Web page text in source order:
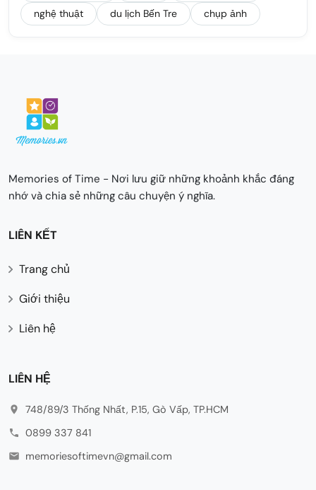
nghệ thuật
du lịch Bến Tre chụp ảnh
Memories of Time - Nơi lưu giữ những khoảnh khắc đáng
nhớ và chia sẻ những câu chuyện ý nghĩa.
LIÊN KẾT
Trang chủ
Giới thiệu
Liên hệ
LIÊN HỆ
748/89/3 Thống Nhất, P.15, Gò Vấp, TP.HCM
0899 337 841
memoriesoftimevn@gmail.com